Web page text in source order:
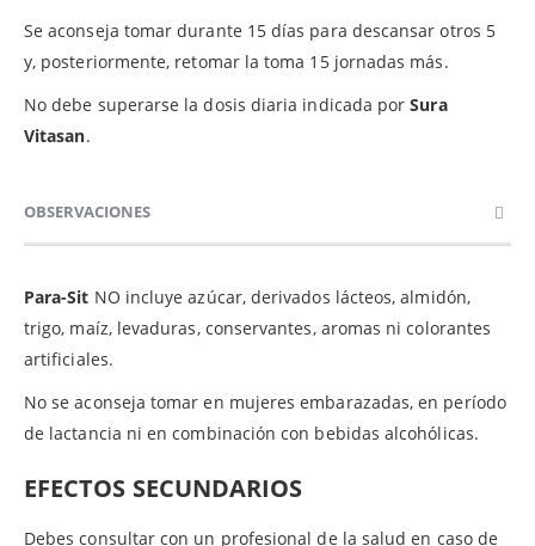
Se aconseja tomar durante 15 días para descansar otros 5
y, posteriormente, retomar la toma 15 jornadas más.
No debe superarse la dosis diaria indicada porSura
Vitasan.
OBSERVACIONES
Para-Sit NO incluye azúcar, derivados lácteos, almidón,
trigo, maíz, levaduras, conservantes, aromas ni colorantes
artificiales.
No se aconseja tomar en mujeres embarazadas, en período
de lactancia ni en combinación con bebidas alcohólicas.
EFECTOS SECUNDARIOS
Debes consultar con un profesional de la salud en caso de